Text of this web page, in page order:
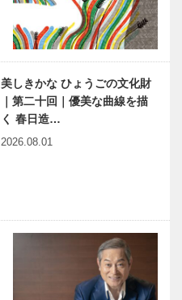
イスワインを
楽しむ会」
耳より
おやつ「tabé
té bimi（食べ
美しきかな ひょうごの文化財
｜第二十回｜優美な曲線を描
く 春日造…
2026.08.01